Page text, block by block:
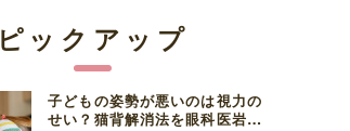
ピックアップ
子どもの姿勢が悪いのは視力の
せい？猫背解消法を眼科医岩見